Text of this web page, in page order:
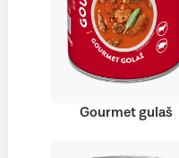
Gourmet gulaš